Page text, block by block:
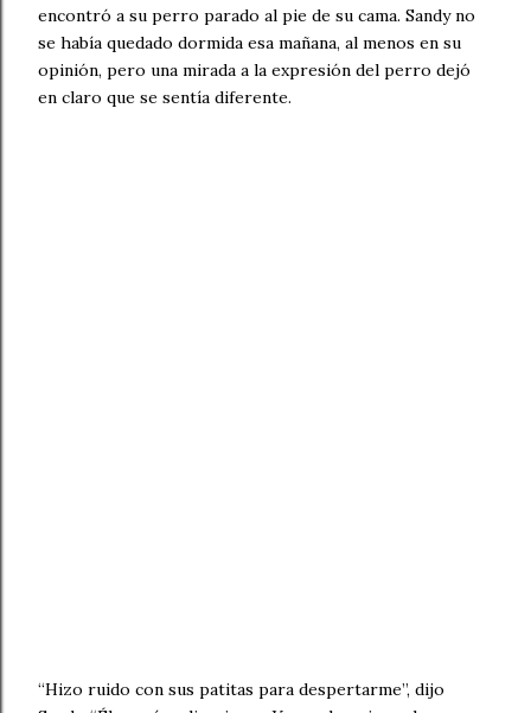
encontró a su perro parado al pie de su cama. Sandy no
se había quedado dormida esa mañana, al menos en su
opinión, pero una mirada a la expresión del perro dejó
en claro que se sentía diferente.
“Hizo ruido con sus patitas para despertarme”, dijo